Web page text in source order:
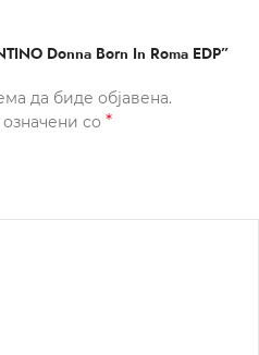
Donna Born In Roma EDP”
да биде објавена.
со *